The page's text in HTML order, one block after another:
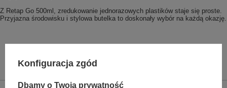
Z Retap Go 500ml, zredukowanie jednorazowych plastików staje się proste.
Przyjazna środowisku i stylowa butelka to doskonały wybór na każdą okazję.
Konfiguracja zgód
Dbamy o Twoją prywatność